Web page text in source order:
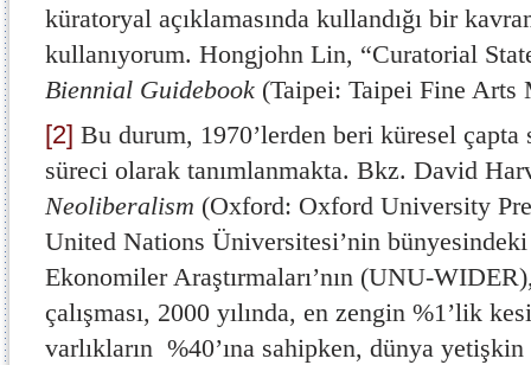
küratoryal açıklamasında kullandığı bir
kullanıyorum. Hongjohn Lin, “Curatorial
Biennial Guidebook (Taipei: Taipei Fine Arts
[2] Bu durum, 1970’lerden beri küresel
süreci olarak tanımlanmakta. Bkz. David
Neoliberalism (Oxford: Oxford University
United Nations Üniversitesi’nin
Ekonomiler Araştırmaları’nın (UNU-
çalışması, 2000 yılında, en zengin %1’lik
varlıkların %40’ına sahipken, dünya yetişkin